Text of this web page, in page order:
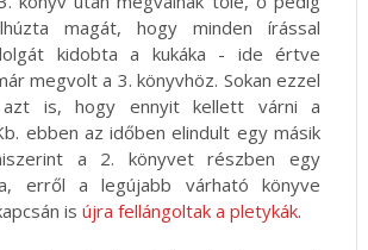
magát, hogy minden írással
kidobta a kukáka - ide értve
megvolt a 3. könyvhöz. Sokan ezzel
azt is, hogy ennyit kellett várni a
ebben az időben elindult egy másik
a 2. könyvet részben egy
erről a legújabb várható könyve
is újra fellángoltak a pletykák.